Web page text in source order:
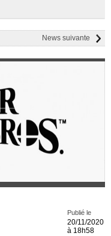
News suivante
Publié le
20/11/2020
à 18h58